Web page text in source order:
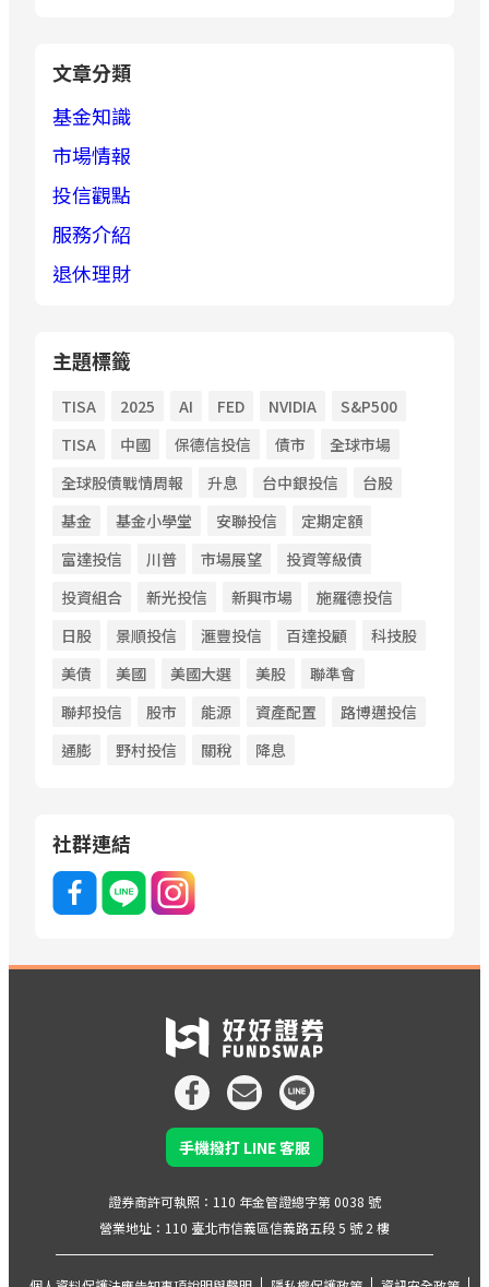
文章分類
基金知識
市場情報
投信觀點
服務介紹
退休理財
主題標籤
TISA 2025 AI FED NVIDIA
S&P500
TISA
中國 保德信投信 債市
全球市場
全球股債戰情周報
升息 台中銀投信
台股
基金
基金小學堂 安聯投信
定期定額
富達投信
川普 市場展望
投資等級債
投資組合
新光投信 新興市場
施羅德投信
日股
景順投信 滙豐投信 百達投顧
科技股
美債
美國 美國大選 美股
聯準會
聯邦投信
股市 能源 資產配置
路博邁投信
通膨
野村投信 關稅 降息
社群連結
手機撥打 LINE 客服
證券商許可執照：110 年金管證總字第 0038 號
營業地址：110 臺北市信義區信義路五段 5 號 2 樓